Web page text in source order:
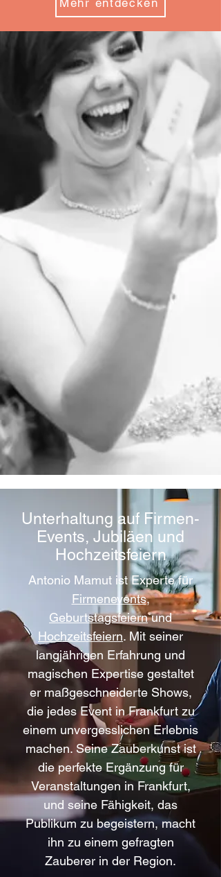
Mehr entdecken
Unterhaltung auf Firmen-
Events, Jubiläen und
Hochzeitsfeiern
Antonio Mamut ist Experte für
Firmenevents,
Geburtstagsfeiernund
Hochzeitsfeiern. Mit seiner
langjährigen Erfahrung und
magischen Expertise gestaltet
er maßgeschneiderte Shows,
die jedes Event in Frankfurt zu
einem unvergesslichen Erlebnis
machen. Seine Zauberkunst ist
die perfekte Ergänzung für
Veranstaltungen in Frankfurt,
und seine Fähigkeit, das
Publikum zu begeistern, macht
ihn zu einem gefragten
Zauberer in der Region.